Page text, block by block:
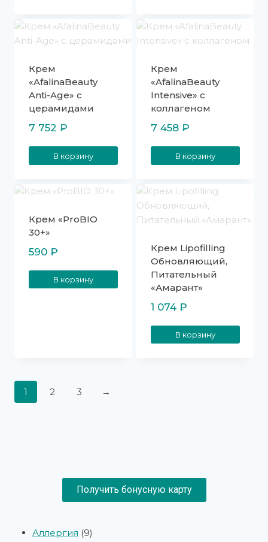
Крем
«AfalinaBeauty
Anti-Age» с
церамидами
7 752 ₽
В корзину
Крем
«AfalinaBeauty
Intensive» с
коллагеном
7 458 ₽
В корзину
Крем «ProBIO
30+»
590 ₽
В корзину
Крем Lipofilling
Обновляющий,
Питательный
«Амарант»
1 074 ₽
В корзину
1 2 3 →
Получить бонусную карту
Аллергия 9